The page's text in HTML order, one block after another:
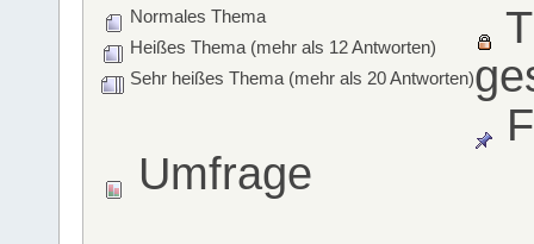
Normales Thema
Heißes Thema (mehr als 12 Antworten)
Sehr heißes Thema (mehr als 20 Antworten)
Umfrage